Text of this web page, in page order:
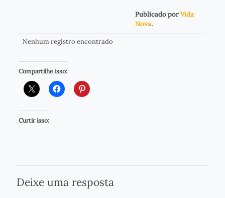
Publicado porVida
Nova.
Nenhum registro encontrado
Compartilhe isso:
Curtir isso:
Deixe uma resposta